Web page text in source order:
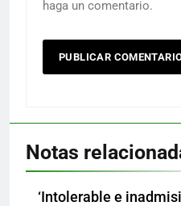
haga un comentario.
Notas
‘Intolerable e